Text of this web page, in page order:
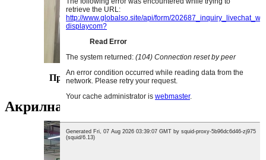
Прахово боядисване Wмагазин за орки
Акрилна работилница